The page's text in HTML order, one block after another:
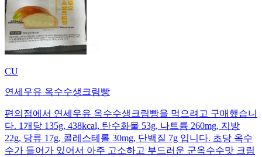
CU
연세우유 옥수수생크림빵
편의점에서 연세우유 옥수수생크림빵을 먹으려고 구매했습니
다. 1개당 135g, 438kcal, 탄수화물 53g, 나트륨 260mg, 지방
22g, 당류 17g, 콜레스테롤 30mg, 단백질 7g 입니다. 초당 옥수
수가 들어가 있어서 아주 고소하고 부드러운 군옥수수맛 크림